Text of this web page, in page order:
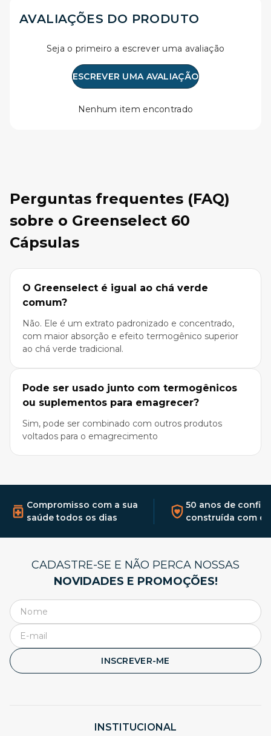
AVALIAÇÕES DO PRODUTO
Seja o primeiro a escrever uma avaliação
ESCREVER UMA AVALIAÇÃO
Nenhum item encontrado
Perguntas frequentes (FAQ)
sobre o Greenselect 60
Cápsulas
O Greenselect é igual ao chá verde
comum?
Não. Ele é um extrato padronizado e concentrado,
com maior absorção e efeito termogênico superior
ao chá verde tradicional.
Pode ser usado junto com termogênicos
ou suplementos para emagrecer?
Sim, pode ser combinado com outros produtos
voltados para o emagrecimento
Compromisso com a sua
saúde todos os dias
50 anos de
construída com
CADASTRE-SE E NÃO PERCA NOSSAS
NOVIDADES E PROMOÇÕES!
INSCREVER-ME
INSTITUCIONAL